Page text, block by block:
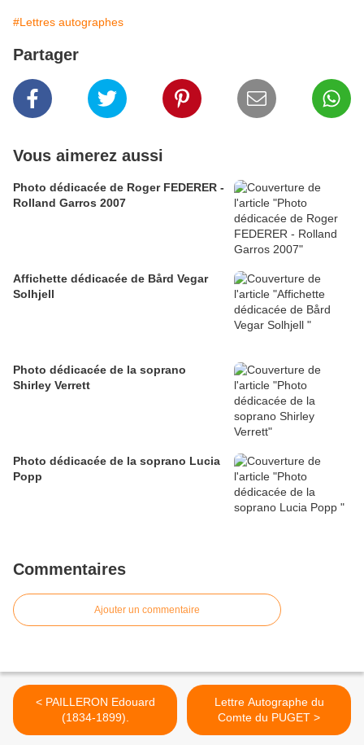
#Lettres autographes
Partager
Vous aimerez aussi
Photo dédicacée de Roger FEDERER -
Rolland Garros 2007
Affichette dédicacée de Bård Vegar
Solhjell
Photo dédicacée de la soprano
Shirley Verrett
Photo dédicacée de la soprano Lucia
Popp
Commentaires
Ajouter un commentaire
< PAILLERON Edouard
(1834-1899).
Lettre Autographe du
Comte du PUGET >